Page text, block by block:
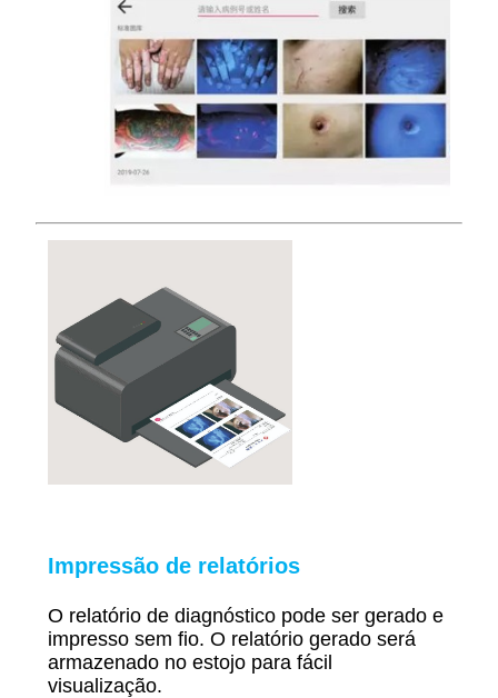
Impressão de relatórios
O relatório de diagnóstico pode ser gerado e
impresso sem fio. O relatório gerado será
armazenado no estojo para fácil
visualização.